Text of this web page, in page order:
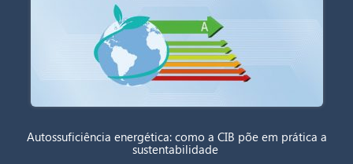
Autossuficiência energética: como a CIB põe em prática a
sustentabilidade